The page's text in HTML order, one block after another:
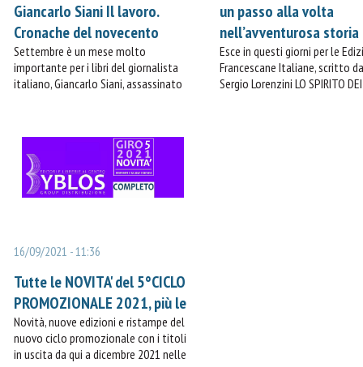
Giancarlo Siani Il lavoro.
Cronache del novecento
industriale (1980-1985) | Iod
edizioni
Settembre è un mese molto
importante per i libri del giornalista
italiano, Giancarlo Siani, assassinato
un passo alla volta
nell’avventurosa
origini dei Cappuccini.
romanzo storico
accattivante e
Esce in questi giorni per le
Francescane Italiane, scritto
Sergio Lorenzini LO SPIRITO DEI
16/09/2021 - 11:36
Tutte le NOVITA' del 5°CICLO
PROMOZIONALE 2021, più le
Nuove Edizioni e le
riproposte.
Novità, nuove edizioni e ristampe del
nuovo ciclo promozionale con i titoli
in uscita da qui a dicembre 2021 nelle